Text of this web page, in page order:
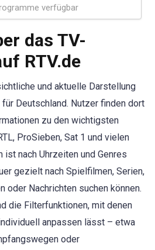
verfügbar
das TV-
RTV.de
und aktuelle Darstellung
Deutschland. Nutzer finden dort
zu den wichtigsten
ProSieben, Sat 1 und vielen
ist nach Uhrzeiten und Genres
gezielt nach Spielfilmen, Serien,
oder Nachrichten suchen können.
die Filterfunktionen, mit denen
anpassen lässt – etwa
oder